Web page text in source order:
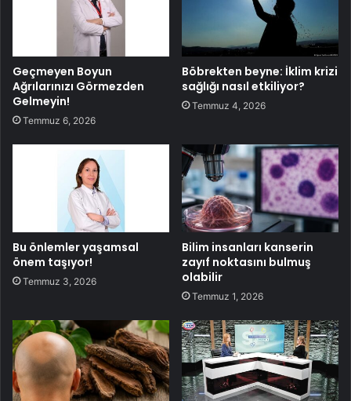
Geçmeyen Boyun
Ağrılarınızı Görmezden
Gelmeyin!
Temmuz 6, 2026
Böbrekten beyne: İklim krizi
sağlığı nasıl etkiliyor?
Temmuz 4, 2026
Bu önlemler yaşamsal
önem taşıyor!
Temmuz 3, 2026
Bilim insanları kanserin
zayıf noktasını bulmuş
olabilir
Temmuz 1, 2026